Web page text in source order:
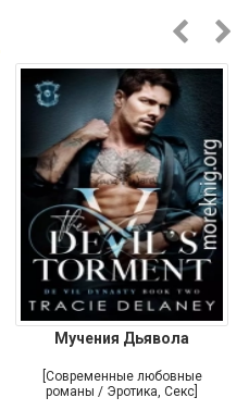
Мучения Дьявола
[Современные любовные
романы / Эротика, Секс]